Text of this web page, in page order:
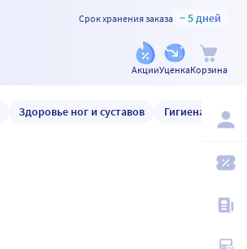
Срок хранения заказа ~ 5 дней
АкцииУценкаКорзина
Здоровье ног и суставов Гигиена и уход